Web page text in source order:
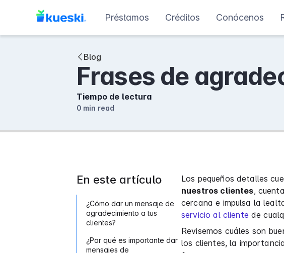
Préstamos Créditos Conócenos
Blog
Frases de
Tiempo de lectura
0 min read
En este artículo
¿Cómo dar un mensaje de
agradecimiento a tus
clientes?
¿Por qué es importante dar
mensajes de
Los pequeños detalles
nuestros clientes,
cercana e impulsa la
servicio al cliente de
Revisemos cuáles son
los clientes, la